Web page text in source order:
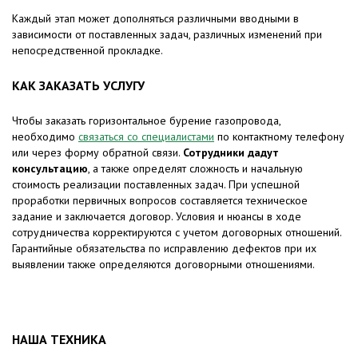
Каждый этап может дополняться различными вводными в
зависимости от поставленных задач, различных изменений при
непосредственной прокладке.
КАК ЗАКАЗАТЬ УСЛУГУ
Чтобы заказать горизонтальное бурение газопровода,
необходимо связаться со специалистами по контактному телефону
или через форму обратной связи. Сотрудники дадут
консультацию, а также определят сложность и начальную
стоимость реализации поставленных задач. При успешной
проработки первичных вопросов составляется техническое
задание и заключается договор. Условия и нюансы в ходе
сотрудничества корректируются с учетом договорных отношений.
Гарантийные обязательства по исправлению дефектов при их
выявлении также определяются договорными отношениями.
НАША ТЕХНИКА